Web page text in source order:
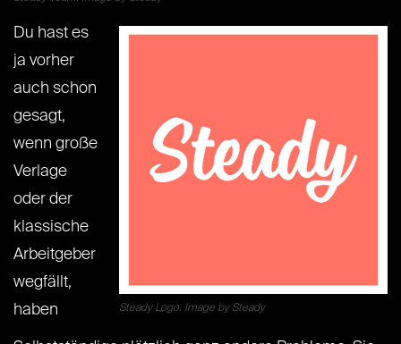
Steady Logo. Image by Steady
Du hast es
ja vorher
auch schon
gesagt,
wenn große
Verlage
oder der
klassische
Arbeitgeber
wegfällt,
haben